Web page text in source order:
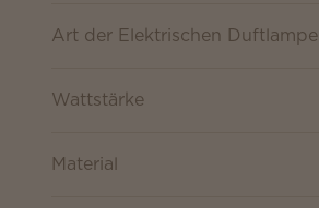
Art der Elektrischen Duftlampe
Wattstärke
Material